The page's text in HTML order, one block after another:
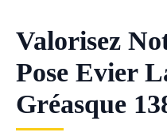
Valorisez
Pose Evier
Gréasque